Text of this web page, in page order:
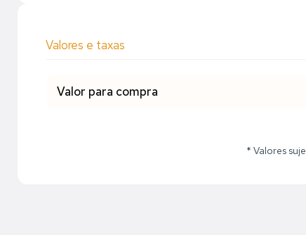
Valores e taxas
Valor para compra
* Valores